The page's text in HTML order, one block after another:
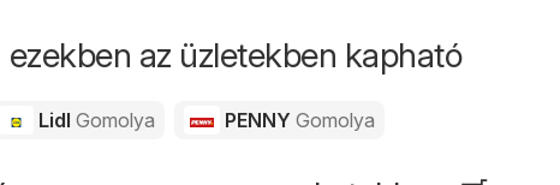
ezekben az üzletekben kapható
LidlGomolya PENNYGomolya